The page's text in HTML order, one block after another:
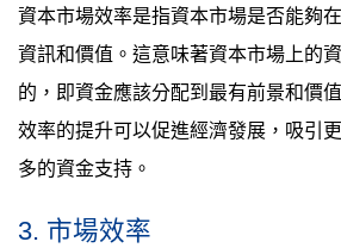
資本市場效率是指資本市場是否能夠
資訊和價值。這意味著資本市場上的
的，即資金應該分配到最有前景和價
效率的提升可以促進經濟發展，吸引
多的資金支持。
3. 市場效率